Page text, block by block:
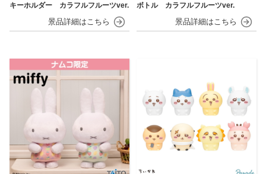
キーホルダー カラフルフルーツver.
ボトル カラフルフルーツver.